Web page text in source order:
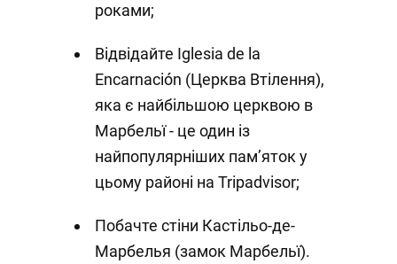
роками;
Відвідайте Iglesia de la
Encarnación (Церква Втілення),
яка є найбільшою церквою в
Марбельї - це один із
найпопулярніших пам’яток у
цьому районі на Tripadvisor;
Побачте стіни Кастільо-де-
Марбелья (замок Марбельї).